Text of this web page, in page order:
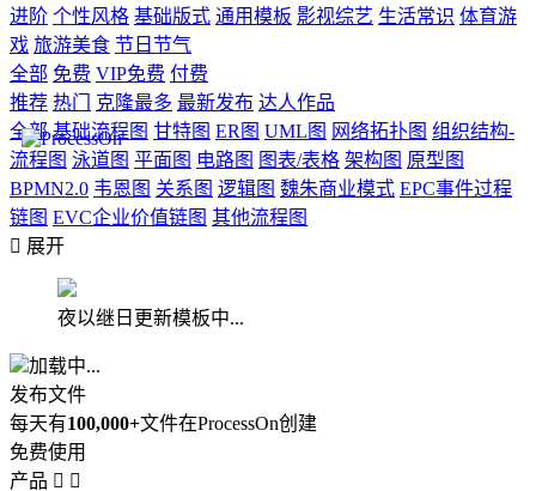
进阶 个性风格 基础版式 通用模板 影视综艺 生活常识 体育游
戏 旅游美食 节日节气
全部 免费 VIP免费 付费
推荐 热门 克隆最多 最新发布 达人作品
全部 基础流程图 甘特图 ER图 UML图 网络拓扑图 组织结构-
流程图 泳道图 平面图 电路图 图表/表格 架构图 原型图
BPMN2.0 韦恩图 关系图 逻辑图 魏朱商业模式 EPC事件过程
链图 EVC企业价值链图 其他流程图
 展开
夜以继日更新模板中...
加载中...
发布文件
每天有100,000+文件在ProcessOn创建
免费使用
产品  